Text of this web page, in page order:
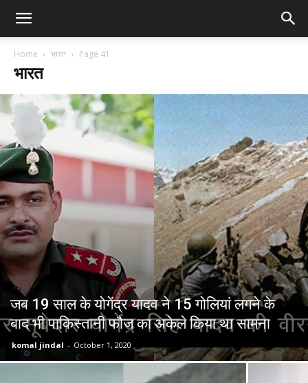
Home भारत Page 41
भारत
जब 19 साल के योगेंद्र यादव ने 15 गोलियां लगने के
बाद भी पाकिस्तानी फौज का अकेले किया था सामना
komal jindal - October 1, 2020